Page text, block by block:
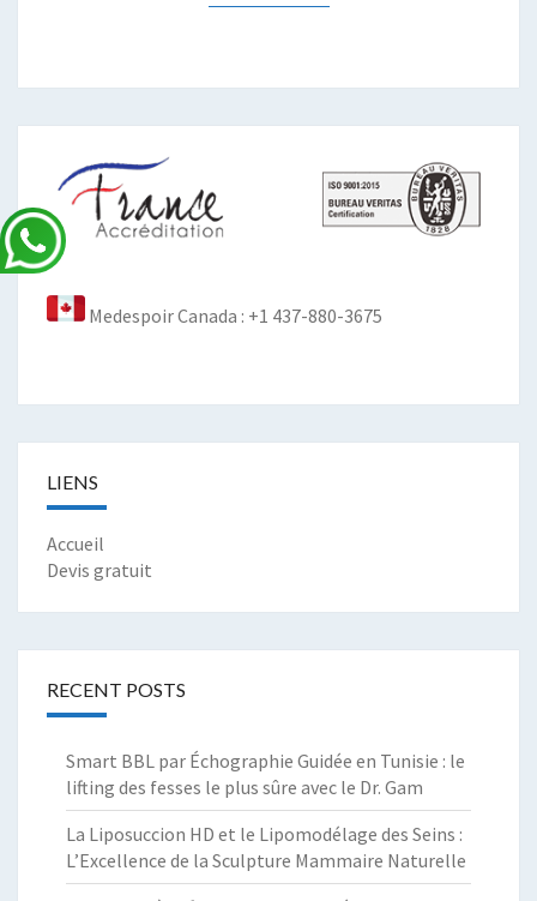
Medespoir Canada : +1 437-880-3675
LIENS
Accueil
Devis gratuit
RECENT POSTS
Smart BBL par Échographie Guidée en Tunisie : le
lifting des fesses le plus sûre avec le Dr. Gam
La Liposuccion HD et le Lipomodélage des Seins :
L’Excellence de la Sculpture Mammaire Naturelle